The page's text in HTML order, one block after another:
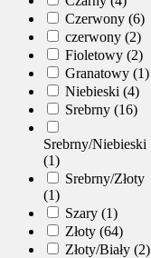
Czerwony (6)
czerwony (2)
Fioletowy (2)
Granatowy (1)
Niebieski (4)
Srebrny (16)
Srebrny/Niebieski
(1)
Srebrny/Złoty
(1)
Szary (1)
Złoty (64)
Złoty/Biały (2)